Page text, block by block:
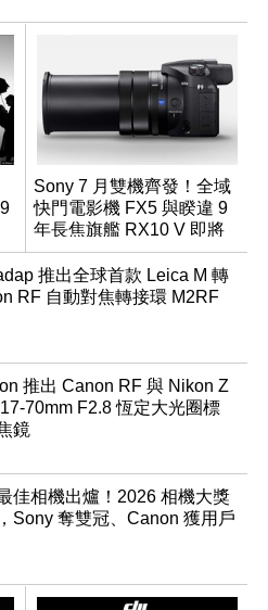
Sony 7 月雙機齊發！全域
快門電影機 FX5 與睽違 9
年長焦旗艦 RX10 V 即將
登場
推出全球首款 Leica M 轉
RF 自動對焦轉接環 M2RF
推出 Canon RF 與 Nikon Z
70mm F2.8 恆定大光圈標
鏡
佳相機出爐！2026 相機大獎
Sony 奪雙冠、Canon 獲用戶